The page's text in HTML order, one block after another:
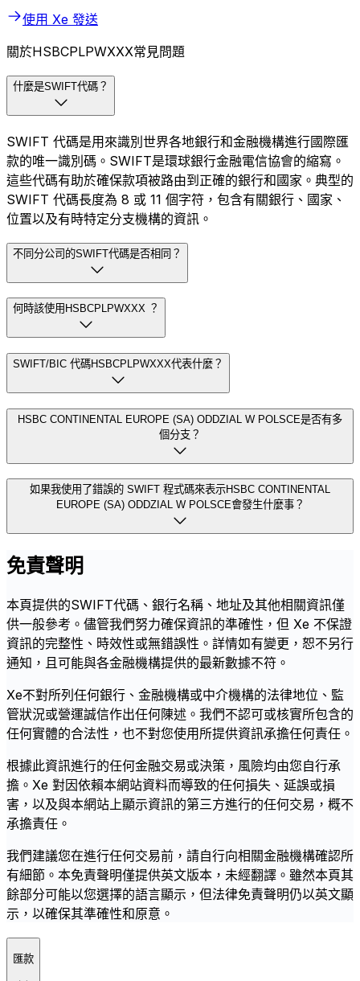
使用 Xe 發送
關於HSBCPLPWXXX常見問題
什麼是SWIFT代碼？
SWIFT 代碼是用來識別世界各地銀行和金融機構進行國際匯
款的唯一識別碼。SWIFT是環球銀行金融電信協會的縮寫。
這些代碼有助於確保款項被路由到正確的銀行和國家。典型的
SWIFT 代碼長度為 8 或 11 個字符，包含有關銀行、國家、
位置以及有時特定分支機構的資訊。
不同分公司的SWIFT代碼是否相同？
何時該使用HSBCPLPWXXX ？
SWIFT/BIC 代碼HSBCPLPWXXX代表什麼？
HSBC CONTINENTAL EUROPE (SA) ODDZIAL W POLSCE是否有多
個分支？
如果我使用了錯誤的 SWIFT 程式碼來表示HSBC CONTINENTAL
EUROPE (SA) ODDZIAL W POLSCE會發生什麼事？
免責聲明
本頁提供的SWIFT代碼、銀行名稱、地址及其他相關資訊僅
供一般參考。儘管我們努力確保資訊的準確性，但 Xe 不保證
資訊的完整性、時效性或無錯誤性。詳情如有變更，恕不另行
通知，且可能與各金融機構提供的最新數據不符。
Xe不對所列任何銀行、金融機構或中介機構的法律地位、監
管狀況或營運誠信作出任何陳述。我們不認可或核實所包含的
任何實體的合法性，也不對您使用所提供資訊承擔任何責任。
根據此資訊進行的任何金融交易或決策，風險均由您自行承
擔。Xe 對因依賴本網站資料而導致的任何損失、延誤或損
害，以及與本網站上顯示資訊的第三方進行的任何交易，概不
承擔責任。
我們建議您在進行任何交易前，請自行向相關金融機構確認所
有細節。本免責聲明僅提供英文版本，未經翻譯。雖然本頁其
餘部分可能以您選擇的語言顯示，但法律免責聲明仍以英文顯
示，以確保其準確性和原意。
匯款